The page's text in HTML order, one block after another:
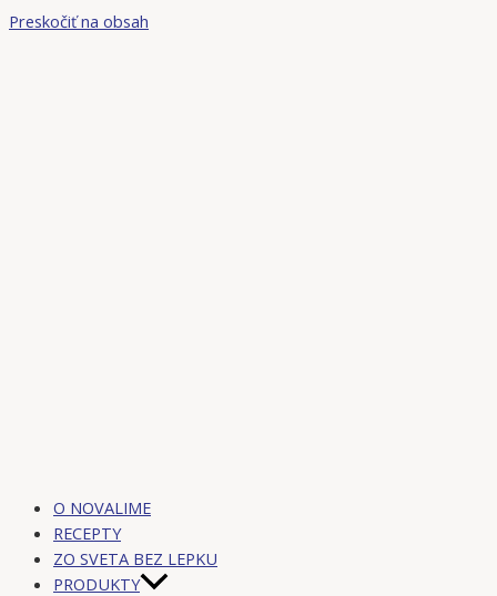
Preskočiť na obsah
O NOVALIME
RECEPTY
ZO SVETA BEZ LEPKU
PRODUKTY